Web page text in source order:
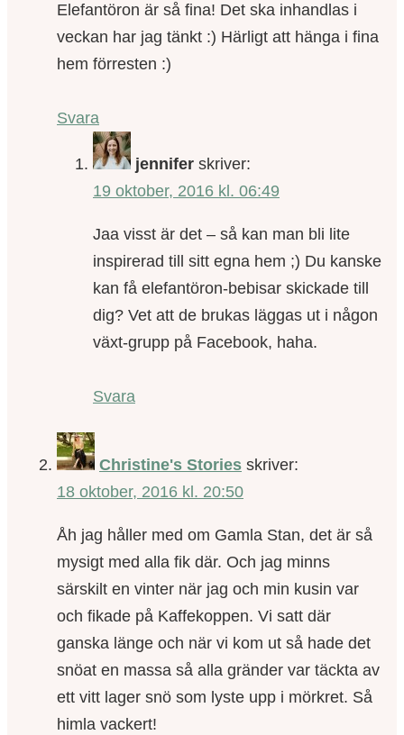
Elefantöron är så fina! Det ska inhandlas i
veckan har jag tänkt :) Härligt att hänga i fina
hem förresten :)
Svara
jennifer skriver:
19 oktober, 2016 kl. 06:49
Jaa visst är det – så kan man bli lite
inspirerad till sitt egna hem ;) Du kanske
kan få elefantöron-bebisar skickade till
dig? Vet att de brukas läggas ut i någon
växt-grupp på Facebook, haha.
Svara
Christine's Stories skriver:
18 oktober, 2016 kl. 20:50
Åh jag håller med om Gamla Stan, det är så
mysigt med alla fik där. Och jag minns
särskilt en vinter när jag och min kusin var
och fikade på Kaffekoppen. Vi satt där
ganska länge och när vi kom ut så hade det
snöat en massa så alla gränder var täckta av
ett vitt lager snö som lyste upp i mörkret. Så
himla vackert!